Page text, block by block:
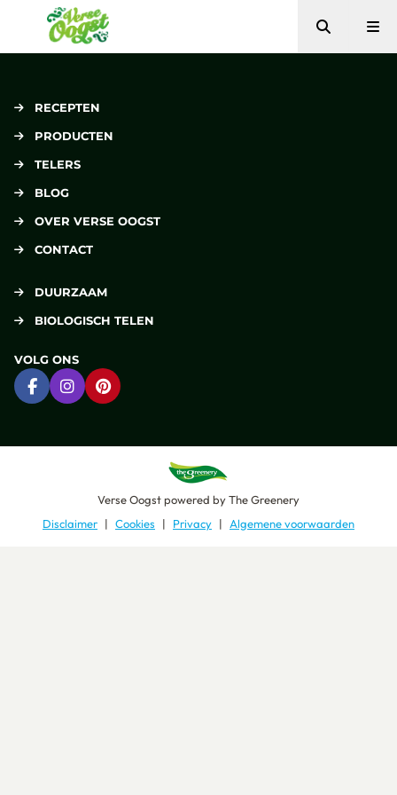
Verse Oogst
Zoeken
RECEPTEN
PRODUCTEN
TELERS
BLOG
OVER VERSE OOGST
CONTACT
DUURZAAM
BIOLOGISCH TELEN
VOLG ONS
Ga naar Facebook
Ga naar Instagram
Ga naar Pinterest
Verse Oogstpowered byThe Greenery
Disclaimer
Cookies Privacy Algemene voorwaarden